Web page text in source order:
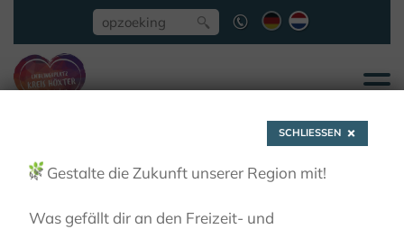
SCHLIESSEN
🌿 Gestalte die Zukunft unserer Region mit!
Was gefällt dir an den Freizeit- und